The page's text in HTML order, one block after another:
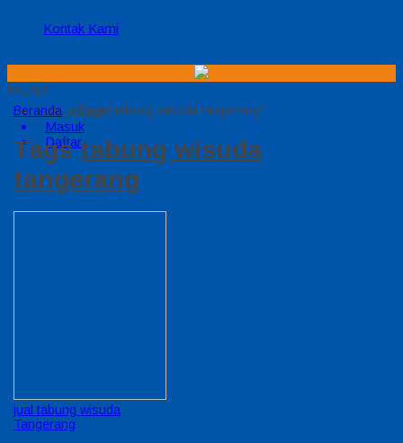
Kontak Kami
Halo, Guest!
Masuk
Daftar
MENU
Beranda»Tags "tabung wisuda tangerang"
Tagstabung wisuda
tangerang
jual tabung wisuda
Tangerang